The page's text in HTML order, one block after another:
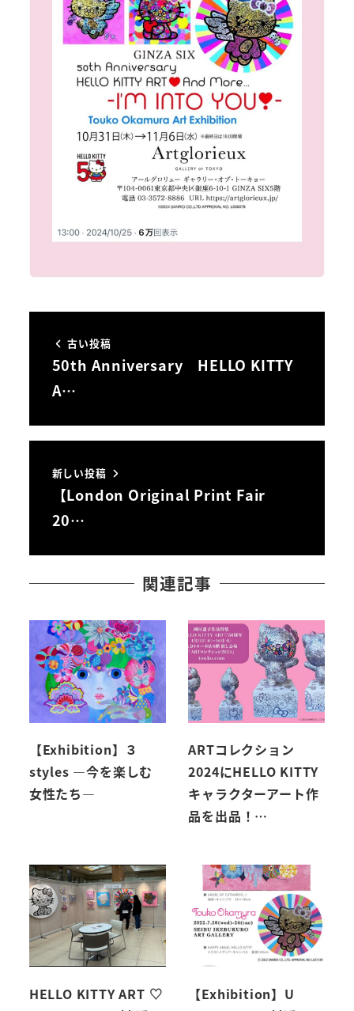
古い投稿
50th Anniversary HELLO KITTY
A…
新しい投稿
【London Original Print Fair
20…
関連記事
【Exhibition】３
styles ―今を楽しむ
女性たち―
ARTコレクション
2024にHELLO KITTY
キャラクターアート作
品を出品！…
HELLO KITTY ART ♡
【Exhibition】U